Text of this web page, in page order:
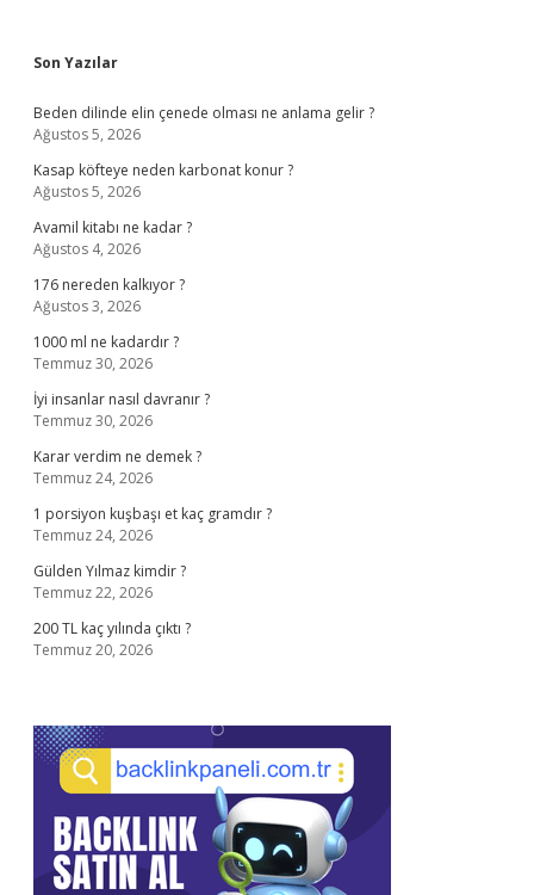
Sidebar
Son Yazılar
Beden dilinde elin çenede olması ne anlama gelir ?
Ağustos 5, 2026
Kasap köfteye neden karbonat konur ?
Ağustos 5, 2026
Avamil kitabı ne kadar ?
Ağustos 4, 2026
176 nereden kalkıyor ?
Ağustos 3, 2026
1000 ml ne kadardır ?
Temmuz 30, 2026
İyi insanlar nasıl davranır ?
Temmuz 30, 2026
Karar verdim ne demek ?
Temmuz 24, 2026
1 porsiyon kuşbaşı et kaç gramdır ?
Temmuz 24, 2026
Gülden Yılmaz kimdir ?
Temmuz 22, 2026
200 TL kaç yılında çıktı ?
Temmuz 20, 2026